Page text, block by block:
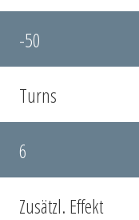
-50
Turns
6
Zusätzl. Effekt